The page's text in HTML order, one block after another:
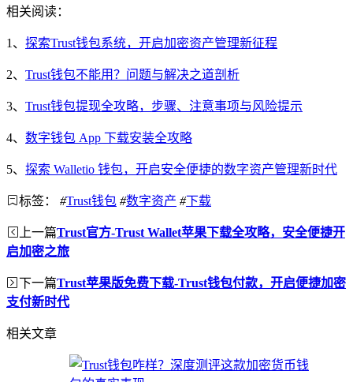
相关阅读：
1、 探索Trust钱包系统，开启加密资产管理新征程
2、 Trust钱包不能用？问题与解决之道剖析
3、 Trust钱包提现全攻略，步骤、注意事项与风险提示
4、 数字钱包 App 下载安装全攻略
5、 探索 Walletio 钱包，开启安全便捷的数字资产管理新时代
标签： #Trust钱包 #数字资产 #下载
上一篇Trust官方-Trust Wallet苹果下载全攻略，安全便捷开
启加密之旅
下一篇Trust苹果版免费下载-Trust钱包付款，开启便捷加密
支付新时代
相关文章